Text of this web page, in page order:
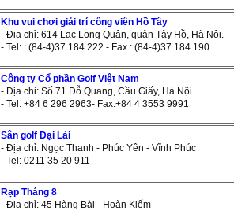
Khu vui chơi giải trí công viên Hồ Tây
- Địa chỉ: 614 Lạc Long Quân, quận Tây Hồ, Hà Nội.
- Tel: : (84-4)37 184 222 - Fax.: (84-4)37 184 190
Công ty Cổ phần Golf Việt Nam
- Địa chỉ: Số 71 Đỗ Quang, Cầu Giấy, Hà Nội
- Tel: +84 6 296 2963- Fax:+84 4 3553 9991
Sân golf Đại Lải
- Địa chỉ: Ngọc Thanh - Phúc Yên - Vĩnh Phúc
- Tel: 0211 35 20 911
Rạp Tháng 8
- Địa chỉ: 45 Hàng Bài - Hoàn Kiếm